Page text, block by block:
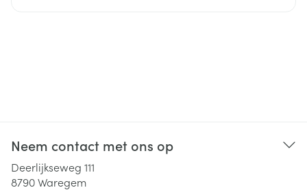
Neem contact met ons op
Deerlijkseweg 111
8790Waregem